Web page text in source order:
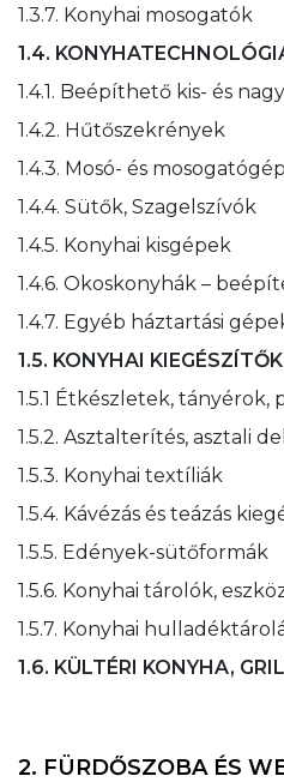
1.3.7. Konyhai mosogatók
1.4.
1.4.1. Beépíthető kis- és
1.4.2. Hűtőszekrények
1.4.3. Mosó- és
1.4.4. Sütők, Szagelszívók
1.4.5. Konyhai kisgépek
1.4.6. Okoskonyhák –
1.4.7. Egyéb háztartási
1.5. KONYHAI KIEGÉSZÍTŐK
1.5.1 Étkészletek, tányérok,
1.5.2. Asztalterítés, asztali
1.5.3. Konyhai textíliák
1.5.4. Kávézás és teázás
1.5.5. Edények-sütőformák
1.5.6. Konyhai tárolók,
1.5.7. Konyhai
1.6. KÜLTÉRI KONYHA,
2. FÜRDŐSZOBA ÉS